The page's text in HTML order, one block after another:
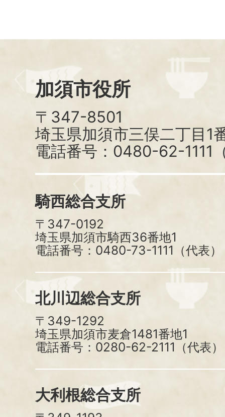
加須市役所
〒347-8501
埼玉県加須市三俣二丁目1
電話番号：0480-62-1111
騎西総合支所
〒347-0192
埼玉県加須市騎西36番地1
電話番号：0480-73-1111（代表）
北川辺総合支所
〒349-1292
埼玉県加須市麦倉1481番地1
電話番号：0280-62-2111（代表）
大利根総合支所